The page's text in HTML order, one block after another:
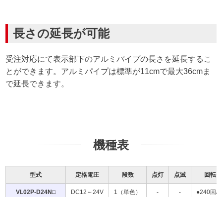
長さの延長が可能
受注対応にて表示部下のアルミパイプの長さを延長するこ
とができます。アルミパイプは標準が11cmで最大36cmま
で延長できます。
機種表
型式 定格電圧 段数 点灯 点滅 回転
VL02P-D24N□ DC12～24V 1（単色） - - ●240回/